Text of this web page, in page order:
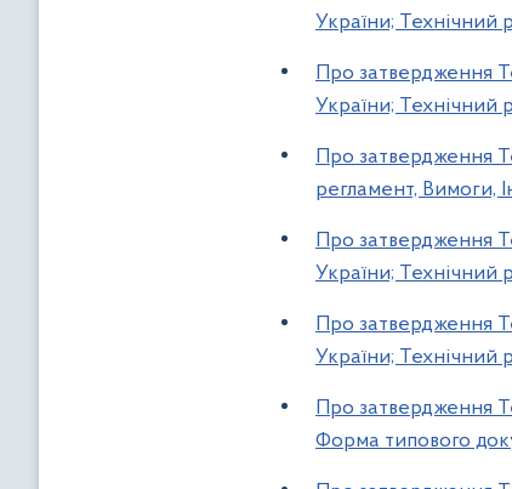
України; Технічний
Про затвердження
України; Технічний
Про затвердження
регламент, Вимоги,
Про затвердження
України; Технічний
Про затвердження
України; Технічний
Про затвердження
Форма типового